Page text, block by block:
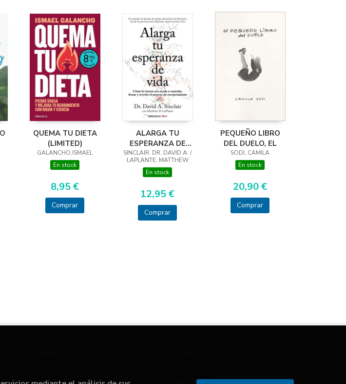
QUEMA TU DIETA
(LIMITED)
GALANCHO,ISMAEL
En stock
8,95 €
Comprar
ALARGA TU
ESPERANZA DE
VIDA
SINCLAIR, DR. DAVID A. /
LAPLANTE, MATTHEW
En stock
12,95 €
Comprar
PEQUEÑO LIBRO
DEL DUELO, EL
SODI, CAMILA
En stock
20,90 €
Comprar